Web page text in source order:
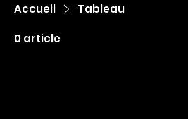
Accueil
Tableau
0 article